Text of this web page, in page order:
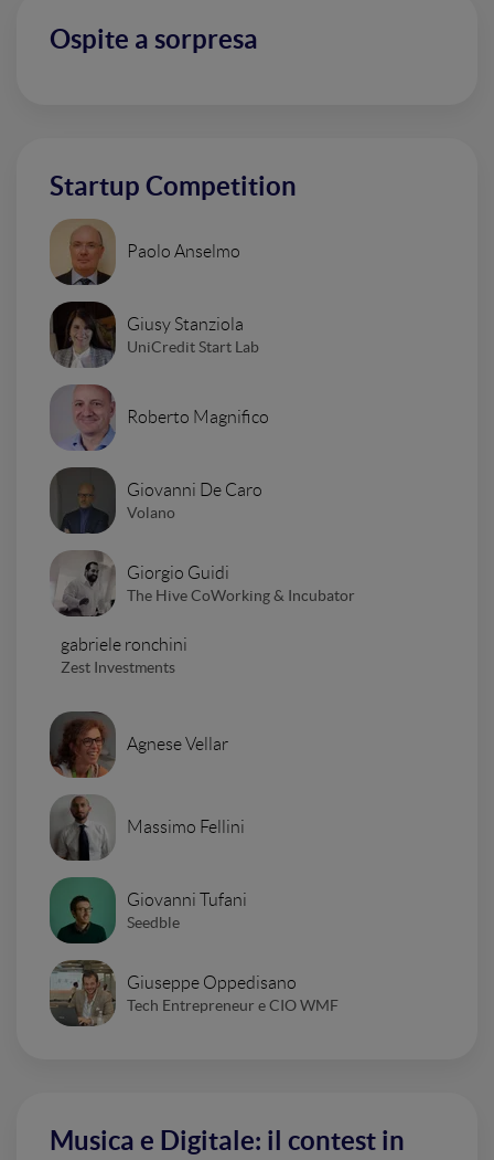
Ospite a sorpresa
Startup Competition
Paolo Anselmo
Giusy Stanziola
UniCredit Start Lab
Roberto Magnifico
Giovanni De Caro
Volano
Giorgio Guidi
The Hive CoWorking & Incubator
gabriele ronchini
Zest Investments
Agnese Vellar
Massimo Fellini
Giovanni Tufani
Seedble
Giuseppe Oppedisano
Tech Entrepreneur e CIO WMF
Musica e Digitale: il contest in